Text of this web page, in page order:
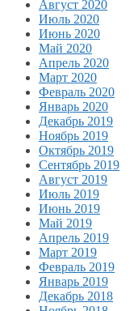
Август 2020
Июль 2020
Июнь 2020
Май 2020
Апрель 2020
Март 2020
Февраль 2020
Январь 2020
Декабрь 2019
Ноябрь 2019
Октябрь 2019
Сентябрь 2019
Август 2019
Июль 2019
Июнь 2019
Май 2019
Апрель 2019
Март 2019
Февраль 2019
Январь 2019
Декабрь 2018